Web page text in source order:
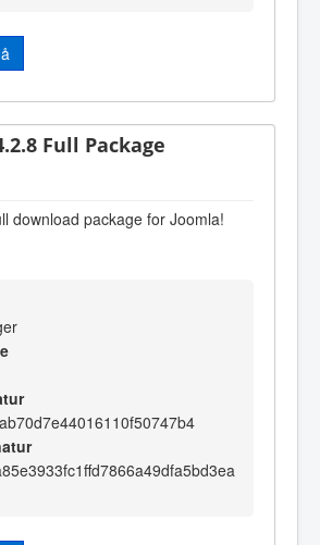
Full Package
download package for Joomla!